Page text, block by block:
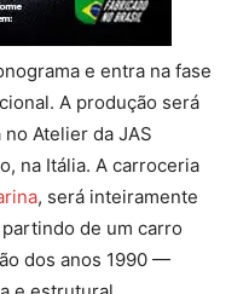
e entra na fase
A produção será
Atelier da JAS
na Itália. A carroceria
, será inteiramente
de um carro
dos anos 1990 —